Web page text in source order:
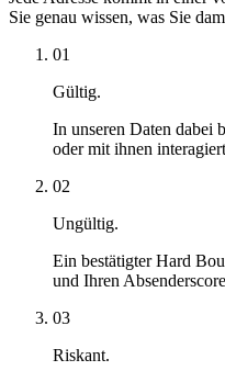
Sie genau wissen, was Sie
01
Gültig.
In unseren Daten dabei
oder mit ihnen
02
Ungültig.
Ein bestätigter Hard
und Ihren
03
Riskant.